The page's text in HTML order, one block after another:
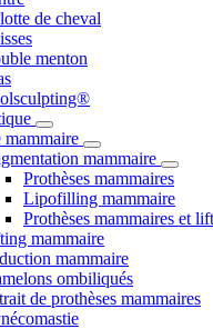
de cheval
menton
mammaire
Prothèses mammaires
Lipofilling mammaire
Prothèses mammaires et
mammaire
mammaire
ombiliqués
de prothèses mammaires